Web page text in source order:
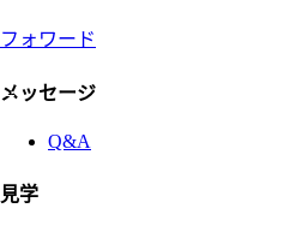
フォワード
:::
メッセージ
Q&A
見学